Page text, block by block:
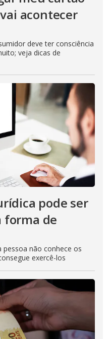
acontecer
deve ter consciência
veja dicas de
pode ser
forma de
pessoa não conhece os
exercê-los